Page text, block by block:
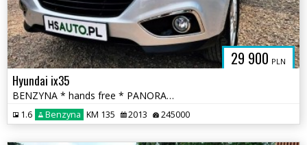
29 900 PLN
Hyundai ix35
BENZYNA * hands free * PANORAMA * super * OKAZJA * polecamy
1.6 Benzyna KM 135 2013 245000